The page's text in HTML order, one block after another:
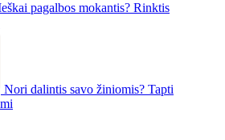
pagalbos mokantis? Rinktis
Nori dalintis savo žiniomis? Tapti